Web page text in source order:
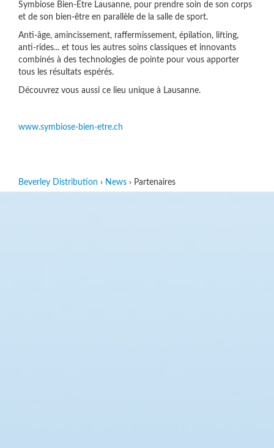
Symbiose Bien-Etre Lausanne, pour prendre soin de son corps
et de son bien-être en parallèle de la salle de sport.
Anti-âge, amincissement, raffermissement, épilation, lifting,
anti-rides... et tous les autres soins classiques et innovants
combinés à des technologies de pointe pour vous apporter
tous les résultats espérés.
Découvrez vous aussi ce lieu unique à Lausanne.
www.symbiose-bien-etre.ch
Beverley Distribution › News › Partenaires